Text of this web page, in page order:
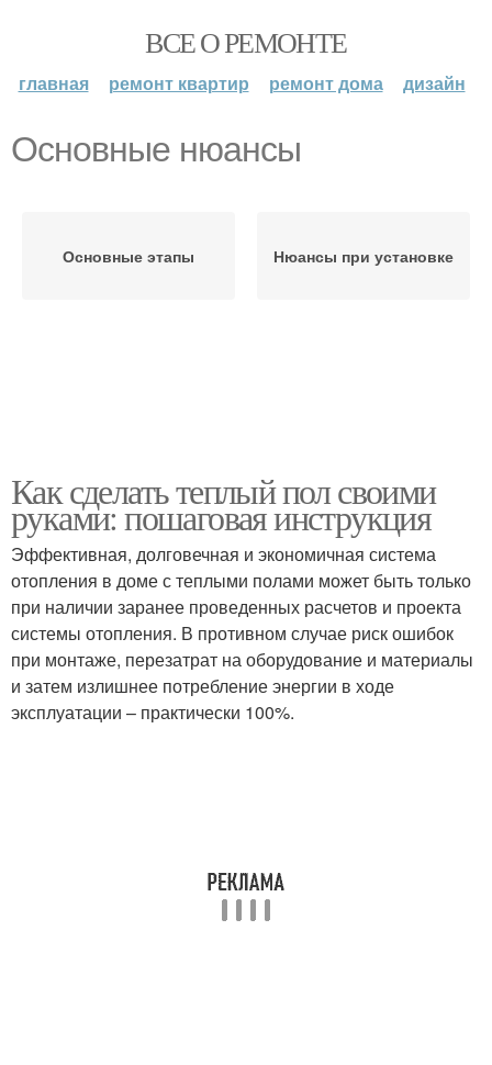
ВСЕ О РЕМОНТЕ
главная ремонт квартир ремонт дома дизайн
Основные нюансы
Основные этапы Нюансы при установке
Как сделать теплый пол своими
руками: пошаговая инструкция
Эффективная, долговечная и экономичная система
отопления в доме с теплыми полами может быть только
при наличии заранее проведенных расчетов и проекта
системы отопления. В противном случае риск ошибок
при монтаже, перезатрат на оборудование и материалы
и затем излишнее потребление энергии в ходе
эксплуатации – практически 100%.